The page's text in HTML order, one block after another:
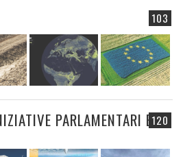
103
120
PARLAMENTARI E